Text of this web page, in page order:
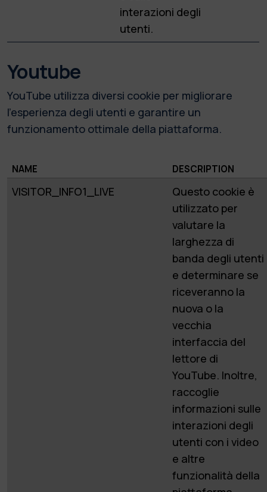
interazioni degli
utenti.
Youtube
YouTube utilizza diversi cookie per migliorare
l'esperienza degli utenti e garantire un
funzionamento ottimale della piattaforma.
NAME DESCRIPTION
VISITOR_INFO1_LIVE
Questo cookie è
utilizzato per
valutare la
larghezza di
banda degli utenti
e determinare se
riceveranno la
nuova o la
vecchia
interfaccia del
lettore di
YouTube. Inoltre,
raccoglie
informazioni sulle
interazioni degli
utenti con i video
e altre
funzionalità della